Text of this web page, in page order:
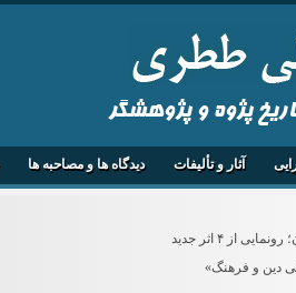
پژوه و پژوهشگر
آثار و تألیفات دیدگاه ها و مصاحبه ها
از ۴ اثر جدید
دین و فرهنگ»